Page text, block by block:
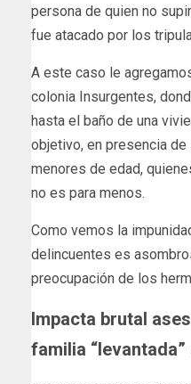
persona de quien no
fue atacado por los
A este caso le
colonia Insurgentes,
hasta el baño de una
objetivo, en presencia
menores de edad,
no es para menos.
Como vemos la
delincuentes es
preocupación de los
Impacta brutal
familia